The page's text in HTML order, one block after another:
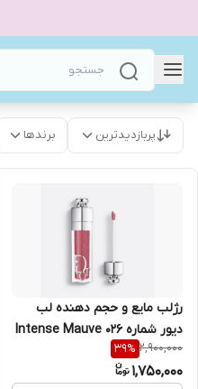
پربازدیدترین برندها
رژلب مایع و حجم دهنده لب
دیور شماره 026 Intense Mauve
2,900,000
39%
1,750,000